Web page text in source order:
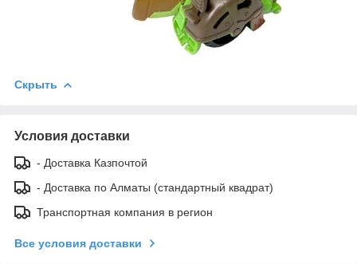
Скрыть
Условия доставки
- Доставка Казпочтой
- Доставка по Алматы (стандартный квадрат)
Транспортная компания в регион
Все условия доставки